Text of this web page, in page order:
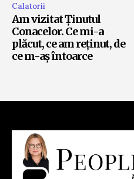
Calatorii
Am vizitat Ținutul
Conacelor. Ce mi-a
plăcut, ce am reținut, de
ce m-aș întoarce